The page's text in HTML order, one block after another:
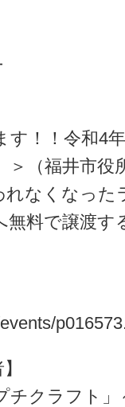
す！！令和4
＞（福井市役
れなくなった
料で譲渡す
チクラフト